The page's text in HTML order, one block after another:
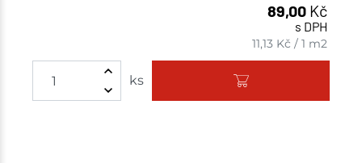
89,00 Kč
s DPH
11,13 Kč /1 m2
ks